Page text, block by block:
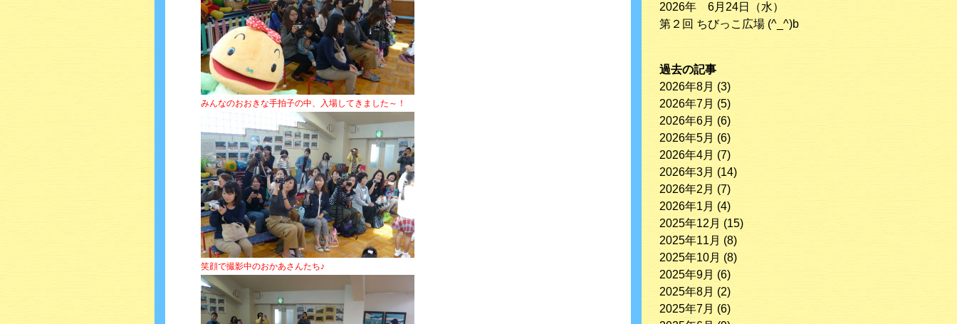
みんなのおおきな手拍子の中、入場してきました～！
笑顔で撮影中のおかあさんたち♪
2026年 6月24日（水）
第２回 ちびっこ広場 (^_^)b
過去の記事
2026年8月 (3)
2026年7月 (5)
2026年6月 (6)
2026年5月 (6)
2026年4月 (7)
2026年3月 (14)
2026年2月 (7)
2026年1月 (4)
2025年12月 (15)
2025年11月 (8)
2025年10月 (8)
2025年9月 (6)
2025年8月 (2)
2025年7月 (6)